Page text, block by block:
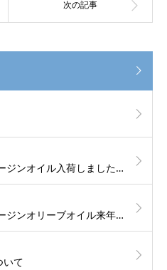
2022年収穫のエクストラバージンオイル入荷しました。
2022年搾りエクストラヴァージンオリーブオイル来年輸入されます。
いて